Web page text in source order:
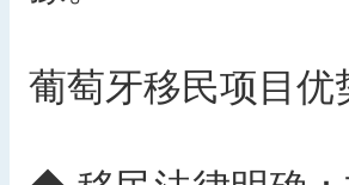
葡萄牙移民项目优